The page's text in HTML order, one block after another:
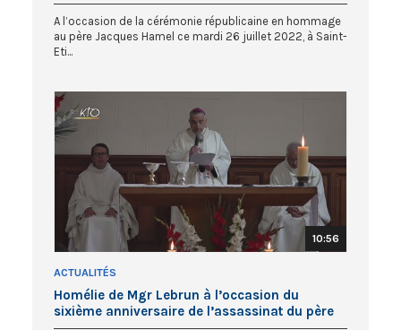
A l’occasion de la cérémonie républicaine en hommage
au père Jacques Hamel ce mardi 26 juillet 2022, à Saint-
Eti...
10:56
ACTUALITÉS
Homélie de Mgr Lebrun à l’occasion du
sixième anniversaire de l’assassinat du père